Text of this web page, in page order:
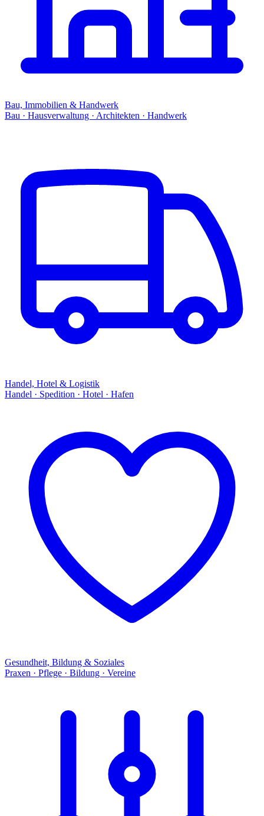
Bau, Immobilien & Handwerk
Bau · Hausverwaltung · Architekten · Handwerk
Handel, Hotel & Logistik
Handel · Spedition · Hotel · Hafen
Gesundheit, Bildung & Soziales
Praxen · Pflege · Bildung · Vereine